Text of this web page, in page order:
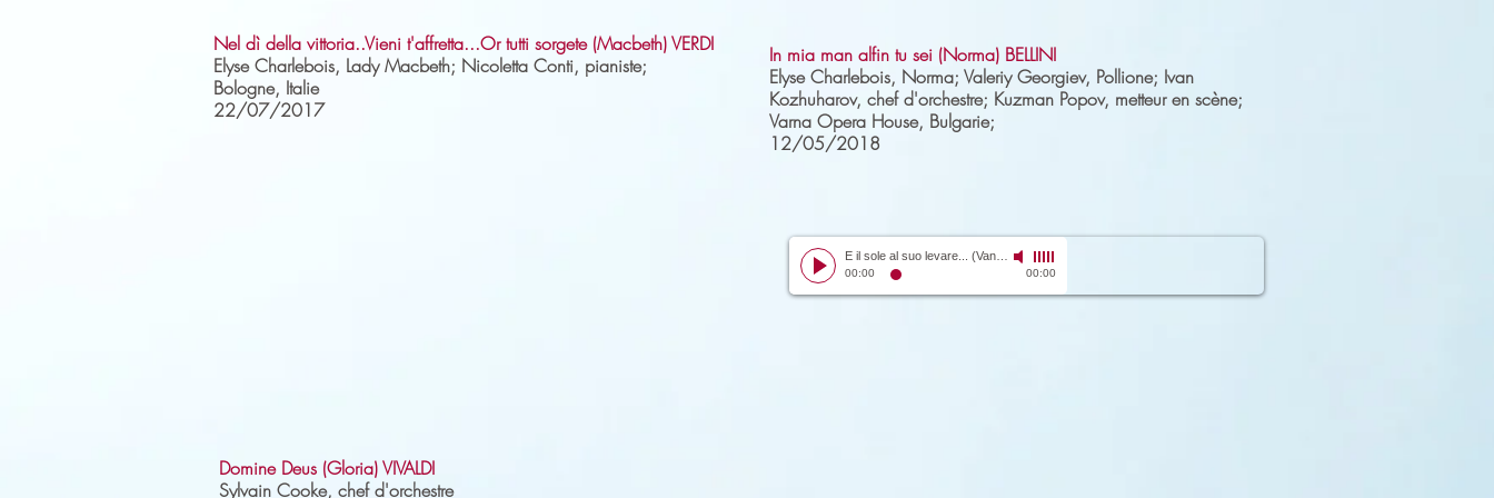
Nel dì della vittoria..Vieni t'affretta...Or tutti sorgete (Macbeth) VERDI
Elyse Charlebois, Lady Macbeth; Nicoletta Conti, pianiste;
Bologne, Italie
22/07/2017
In mia man alfin tu sei (Norma) BELLINI
Elyse Charlebois, Norma; Valeriy Georgiev, Pollione; Ivan
Kozhuharov, chef d'orchestre; Kuzman Popov, metteur en scène;
Varna Opera House, Bulgarie;
12/05/2018
00:00 00:00
Domine Deus (Gloria) VIVALDI
Sylvain Cooke, chef d'orchestre